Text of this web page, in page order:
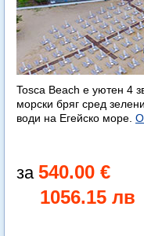
Tosca Beach е уютен 4
морски бряг сред
води на Егейско море.
540.00 €
1056.15 лв